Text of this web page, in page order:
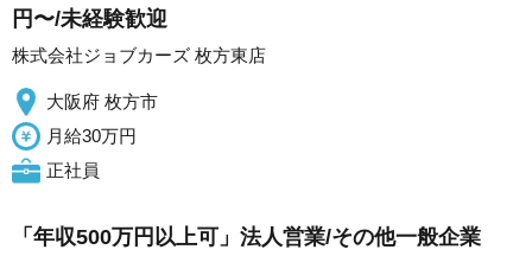
円〜/未経験歓迎
株式会社ジョブカーズ 枚方東店
大阪府 枚方市
月給30万円
正社員
「年収500万円以上可」法人営業/その他一般企業